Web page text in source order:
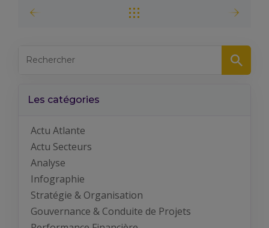
Les catégories
Actu Atlante
Actu Secteurs
Analyse
Infographie
Stratégie & Organisation
Gouvernance & Conduite de Projets